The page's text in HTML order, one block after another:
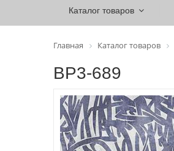
Каталог товаров
Главная Каталог товаров
ВР3-689